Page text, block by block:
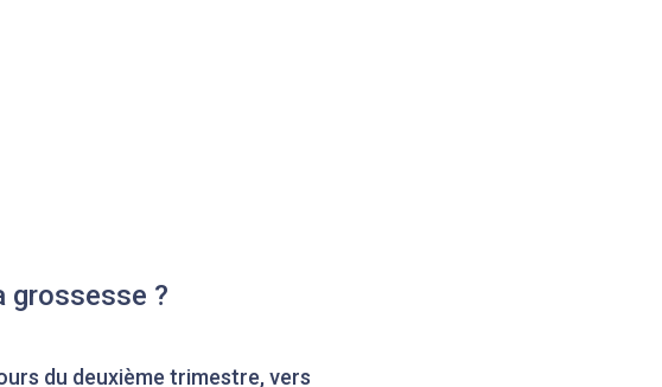
grossesse ?
du deuxième trimestre, vers